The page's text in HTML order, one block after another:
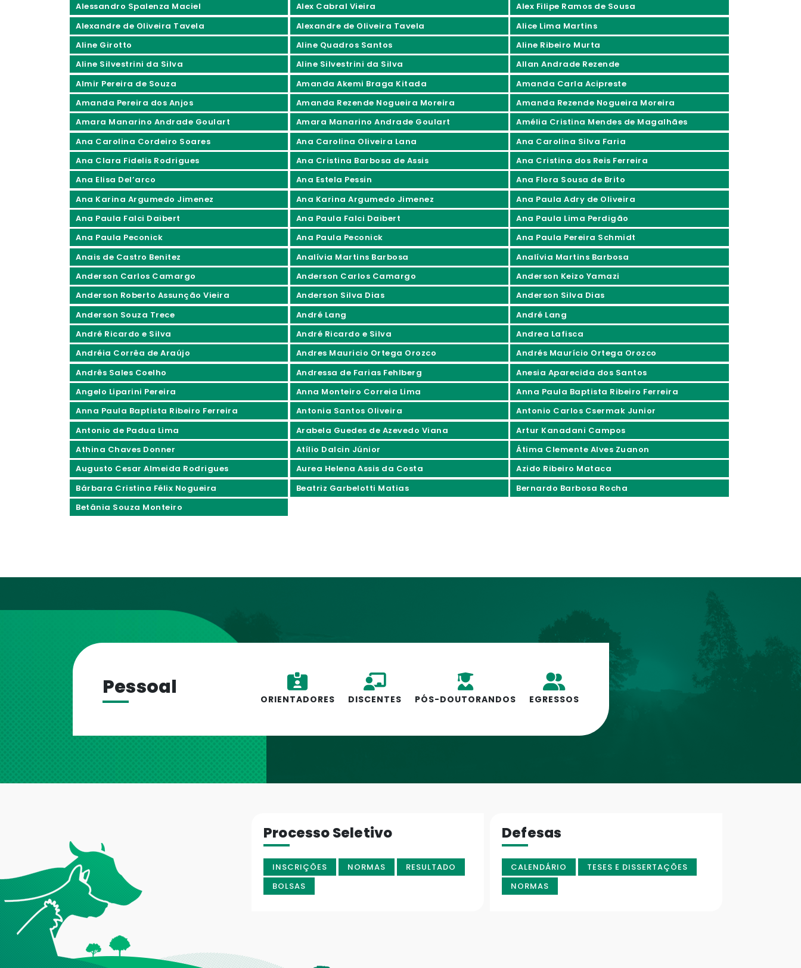
Alessandro Spalenza Maciel
Alex Cabral Vieira
Alex Filipe Ramos de Sousa
Alexandre de Oliveira Tavela
Alexandre de Oliveira Tavela
Alice Lima Martins
Aline Girotto
Aline Quadros Santos
Aline Ribeiro Murta
Aline Silvestrini da Silva
Aline Silvestrini da Silva
Allan Andrade Rezende
Almir Pereira de Souza
Amanda Akemi Braga Kitada
Amanda Carla Acipreste
Amanda Pereira dos Anjos
Amanda Rezende Nogueira Moreira
Amanda Rezende Nogueira Moreira
Amara Manarino Andrade Goulart
Amara Manarino Andrade Goulart
Amélia Cristina Mendes de Magalhães
Ana Carolina Cordeiro Soares
Ana Carolina Oliveira Lana
Ana Carolina Silva Faria
Ana Clara Fidelis Rodrigues
Ana Cristina Barbosa de Assis
Ana Cristina dos Reis Ferreira
Ana Elisa Del’arco
Ana Estela Pessin
Ana Flora Sousa de Brito
Ana Karina Argumedo Jimenez
Ana Karina Argumedo Jimenez
Ana Paula Adry de Oliveira
Ana Paula Falci Daibert
Ana Paula Falci Daibert
Ana Paula Lima Perdigão
Ana Paula Peconick
Ana Paula Peconick
Ana Paula Pereira Schmidt
Anais de Castro Benitez
Analívia Martins Barbosa
Analívia Martins Barbosa
Anderson Carlos Camargo
Anderson Carlos Camargo
Anderson Keizo Yamazi
Anderson Roberto Assunção Vieira
Anderson Silva Dias
Anderson Silva Dias
Anderson Souza Trece
André Lang
André Lang
André Ricardo e Silva
André Ricardo e Silva
Andrea Lafisca
Andréia Corrêa de Araújo
Andres Mauricio Ortega Orozco
Andrés Maurício Ortega Orozco
Andrês Sales Coelho
Andressa de Farias Fehlberg
Anesia Aparecida dos Santos
Angelo Liparini Pereira
Anna Monteiro Correia Lima
Anna Paula Baptista Ribeiro Ferreira
Anna Paula Baptista Ribeiro Ferreira
Antonia Santos Oliveira
Antonio Carlos Csermak Junior
Antonio de Padua Lima
Arabela Guedes de Azevedo Viana
Artur Kanadani Campos
Athina Chaves Donner
Atílio Dalcin Júnior
Átima Clemente Alves Zuanon
Augusto Cesar Almeida Rodrigues
Aurea Helena Assis da Costa
Azido Ribeiro Mataca
Bárbara Cristina Félix Nogueira
Beatriz Garbelotti Matias
Bernardo Barbosa Rocha
Betânia Souza Monteiro
Pessoal
ORIENTADORES DISCENTES PÓS-DOUTORANDOS EGRESSOS
Processo Seletivo
INSCRIÇÕES NORMAS
RESULTADO
BOLSAS
Defesas
CALENDÁRIO
TESES E DISSERTAÇÕES
NORMAS